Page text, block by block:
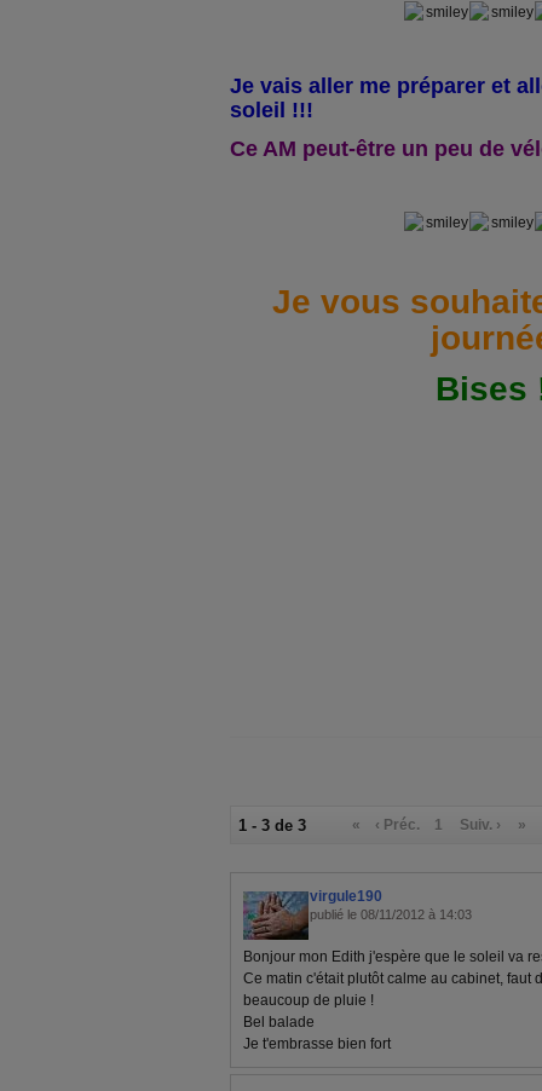
Je vais aller me préparer et
soleil !!!
Ce AM peut-être un peu de
Je vous
Bises
1 - 3 de 3 « ‹ Préc. 1 Suiv. › »
virgule190
publié le 08/11/2012 à 14:03
Bonjour mon Edith j'espère que le soleil va
Ce matin c'était plutôt calme au cabinet, faut
beaucoup de pluie !
Bel balade
Je t'embrasse bien fort